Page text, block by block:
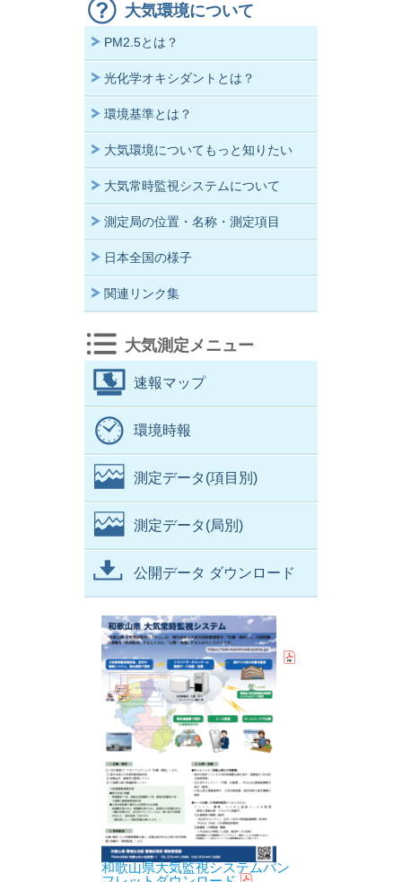
大気環境について
PM2.5とは？
光化学オキシダントとは？
環境基準とは？
大気環境についてもっと知りたい
大気常時監視システムについて
測定局の位置・名称・測定項目
日本全国の様子
関連リンク集
大気測定メニュー
速報マップ
環境時報
測定データ(項目別)
測定データ(局別)
公開データ ダウンロード
和歌山県大気監視システムパン